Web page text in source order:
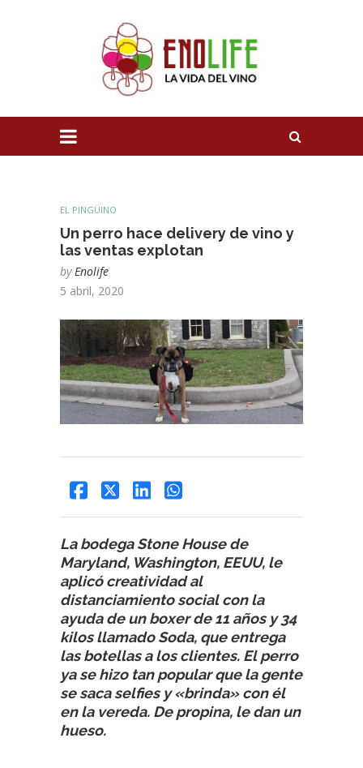
EL PINGÜINO
Un perro hace delivery de vino y
las ventas explotan
by Enolife
5 abril, 2020
La bodega Stone House de
Maryland, Washington, EEUU, le
aplicó creatividad al
distanciamiento social con la
ayuda de un boxer de 11 años y 34
kilos llamado Soda, que entrega
las botellas a los clientes. El perro
ya se hizo tan popular que la gente
se saca selfies y «brinda» con él
en la vereda. De propina, le dan un
hueso.